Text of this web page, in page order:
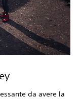
da avere la